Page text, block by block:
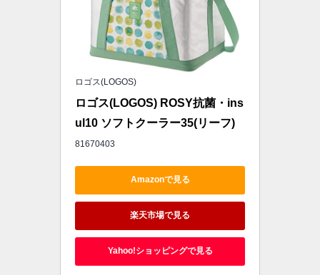
ロゴス(LOGOS)
ロゴス(LOGOS) ROSY抗菌・ins
ul10 ソフトクーラー35(リーフ)
81670403
Amazonで見る
楽天市場で見る
Yahoo!ショッピングで見る